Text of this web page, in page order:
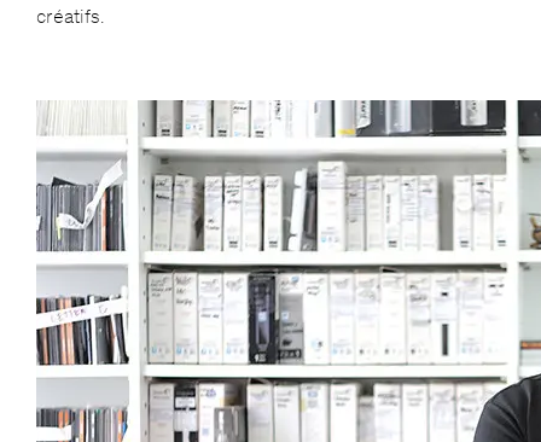
créatifs.